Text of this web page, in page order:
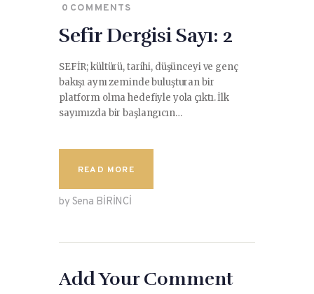
0 COMMENTS
Sefir Dergisi Sayı: 2
SEFİR; kültürü, tarihi, düşünceyi ve genç
bakışı aynı zeminde buluşturan bir
platform olma hedefiyle yola çıktı. İlk
sayımızda bir başlangıcın…
READ MORE
by Sena BİRİNCİ
Add Your Comment